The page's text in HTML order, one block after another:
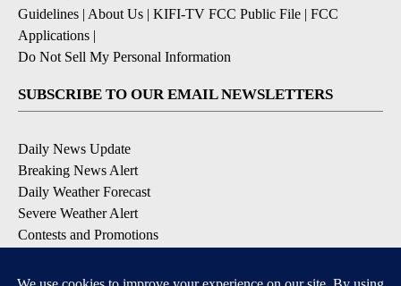
Guidelines | About Us | KIFI-TV FCC Public File | FCC
Applications |
Do Not Sell My Personal Information
SUBSCRIBE TO OUR EMAIL NEWSLETTERS
Daily News Update
Breaking News Alert
Daily Weather Forecast
Severe Weather Alert
Contests and Promotions